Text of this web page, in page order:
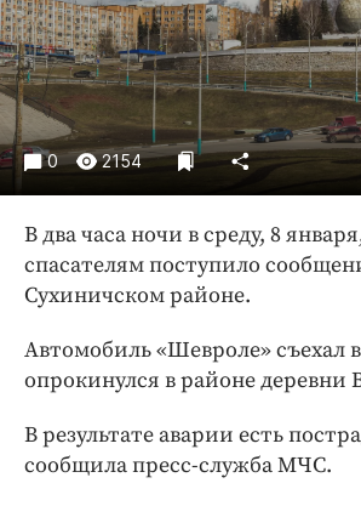
Образование
Общество
Погода
Праздники
Происшествия
Спорт
Экономика и бизнес
ПРОЕКТЫ
Издания
Интересное чтиво
Клиника года
0 2154
В два часа ночи в среду, 8
спасателям поступило
Сухиничском районе.
Автомобиль «Шевроле» съехал
опрокинулся в районе деревни
В результате аварии есть
сообщила пресс-служба МЧС.